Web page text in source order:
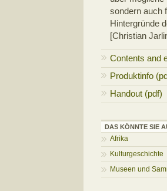
sondern auch
Hintergründe
[Christian
Contents and
Produktinfo
Handout (pdf)
DAS KÖNNTE SIE
Afrika
Kulturgeschichte
Museen und